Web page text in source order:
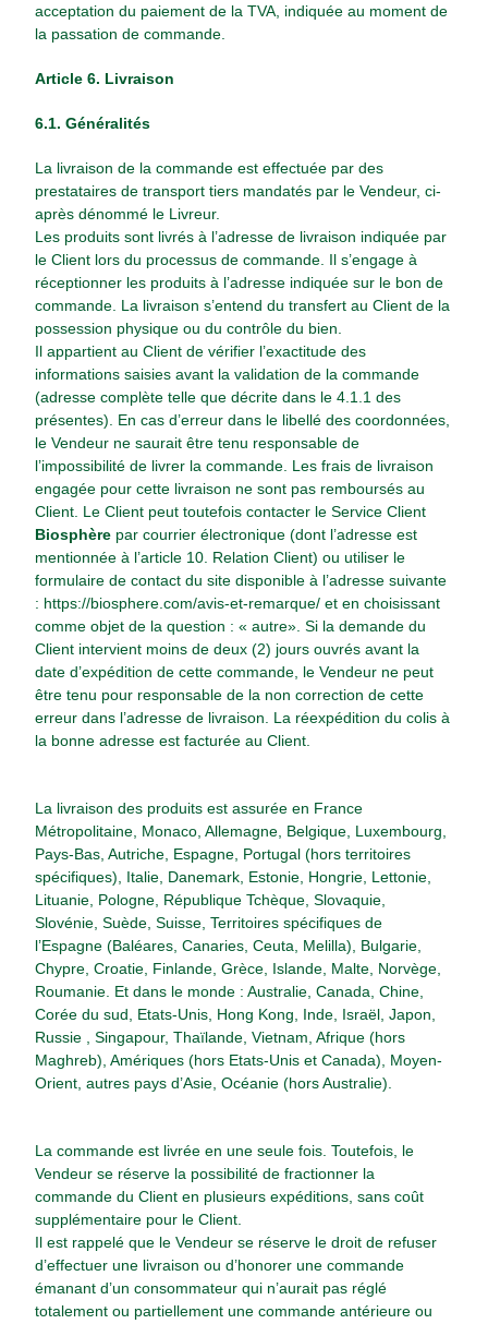
acceptation du paiement de la TVA, indiquée au moment de
la passation de commande.
Article 6. Livraison
6.1. Généralités
La livraison de la commande est effectuée par des
prestataires de transport tiers mandatés par le Vendeur, ci-
après dénommé le Livreur.
Les produits sont livrés à l’adresse de livraison indiquée par
le Client lors du processus de commande. Il s’engage à
réceptionner les produits à l’adresse indiquée sur le bon de
commande. La livraison s’entend du transfert au Client de la
possession physique ou du contrôle du bien.
Il appartient au Client de vérifier l’exactitude des
informations saisies avant la validation de la commande
(adresse complète telle que décrite dans le 4.1.1 des
présentes). En cas d’erreur dans le libellé des coordonnées,
le Vendeur ne saurait être tenu responsable de
l’impossibilité de livrer la commande. Les frais de livraison
engagée pour cette livraison ne sont pas remboursés au
Client. Le Client peut toutefois contacter le Service Client
Biosphère par courrier électronique (dont l’adresse est
mentionnée à l’article 10. Relation Client) ou utiliser le
formulaire de contact du site disponible à l’adresse suivante
: https://biosphere.com/avis-et-remarque/et en choisissant
comme objet de la question : « autre». Si la demande du
Client intervient moins de deux (2) jours ouvrés avant la
date d’expédition de cette commande, le Vendeur ne peut
être tenu pour responsable de la non correction de cette
erreur dans l’adresse de livraison. La réexpédition du colis à
la bonne adresse est facturée au Client.
La livraison des produits est assurée en France
Métropolitaine, Monaco, Allemagne, Belgique, Luxembourg,
Pays-Bas, Autriche, Espagne, Portugal (hors territoires
spécifiques), Italie, Danemark, Estonie, Hongrie, Lettonie,
Lituanie, Pologne, République Tchèque, Slovaquie,
Slovénie, Suède, Suisse, Territoires spécifiques de
l’Espagne (Baléares, Canaries, Ceuta, Melilla), Bulgarie,
Chypre, Croatie, Finlande, Grèce, Islande, Malte, Norvège,
Roumanie. Et dans le monde : Australie, Canada, Chine,
Corée du sud, Etats-Unis, Hong Kong, Inde, Israël, Japon,
Russie , Singapour, Thaïlande, Vietnam, Afrique (hors
Maghreb), Amériques (hors Etats-Unis et Canada), Moyen-
Orient, autres pays d’Asie, Océanie (hors Australie).
La commande est livrée en une seule fois. Toutefois, le
Vendeur se réserve la possibilité de fractionner la
commande du Client en plusieurs expéditions, sans coût
supplémentaire pour le Client.
Il est rappelé que le Vendeur se réserve le droit de refuser
d’effectuer une livraison ou d’honorer une commande
émanant d’un consommateur qui n’aurait pas réglé
totalement ou partiellement une commande antérieure ou